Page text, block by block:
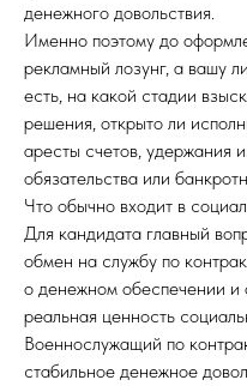
денежного довольствия.
Именно поэтому до
рекламный лозунг, а вашу
есть, на какой стадии
решения, открыто ли
аресты счетов, удержания
обязательства или
Что обычно входит в
Для кандидата главный
обмен на службу по
о денежном обеспечении
реальная ценность
Военнослужащий по
стабильное денежное